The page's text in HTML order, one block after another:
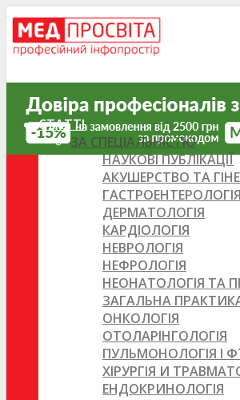
СТАТТІ
ЗА СПЕЦІАЛЬНІСТЮ
НАУКОВІ ПУБЛІКАЦІЇ
АКУШЕРСТВО ТА
ГАСТРОЕНТЕРОЛОГІЯ
ДЕРМАТОЛОГІЯ
КАРДІОЛОГІЯ
НЕВРОЛОГІЯ
НЕФРОЛОГІЯ
НЕОНАТОЛОГІЯ ТА
ЗАГАЛЬНА
ОНКОЛОГІЯ
ОТОЛАРІНГОЛОГІЯ
ПУЛЬМОНОЛОГІЯ І
ХІРУРГІЯ И
ЕНДОКРИНОЛОГІЯ